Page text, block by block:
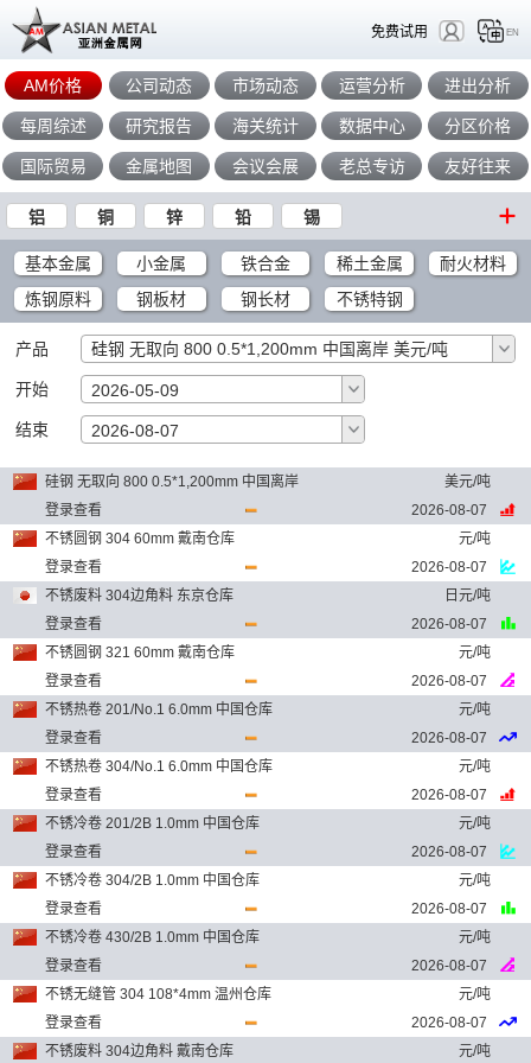
免费试用 EN
AM价格 公司动态 市场动态 运营分析 进出分析
每周综述 研究报告 海关统计 数据中心 分区价格
国际贸易 金属地图 会议会展 老总专访 友好往来
铝 铜 锌 铅 锡
基本金属 小金属 铁合金 稀土金属
耐火材料
炼钢原料
钢板材 钢长材 不锈特钢
产品 硅钢 无取向 800 0.5*1,200mm 中国离岸 美元/吨
开始 2026-05-09
结束 2026-08-07
硅钢 无取向 800 0.5*1,200mm 中国离岸
美元/吨
登录查看
2026-08-07
不锈圆钢 304 60mm 戴南仓库
元/吨
登录查看
2026-08-07
不锈废料 304边角料 东京仓库
日元/吨
登录查看
2026-08-07
不锈圆钢 321 60mm 戴南仓库
元/吨
登录查看
2026-08-07
不锈热卷 201/No.1 6.0mm 中国仓库
元/吨
登录查看
2026-08-07
不锈热卷 304/No.1 6.0mm 中国仓库
元/吨
登录查看
2026-08-07
不锈冷卷 201/2B 1.0mm 中国仓库
元/吨
登录查看
2026-08-07
不锈冷卷 304/2B 1.0mm 中国仓库
元/吨
登录查看
2026-08-07
不锈冷卷 430/2B 1.0mm 中国仓库
元/吨
登录查看
2026-08-07
不锈无缝管 304 108*4mm 温州仓库
元/吨
登录查看
2026-08-07
不锈废料 304边角料 戴南仓库
元/吨